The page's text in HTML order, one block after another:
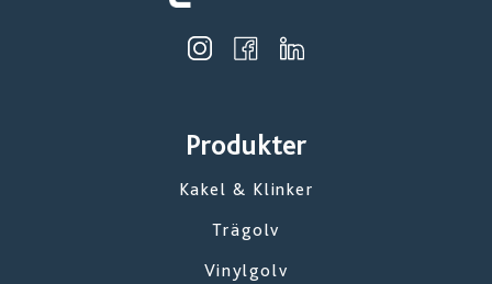
Produkter
Kakel & Klinker
Trägolv
Vinylgolv